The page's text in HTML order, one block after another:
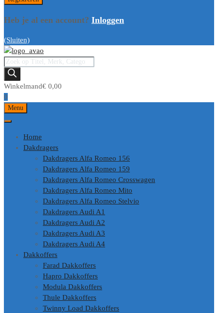
Heb je al een account? Inloggen
(Sluiten)
Winkelmand€ 0,00
0
Menu
Home
Dakdragers
Dakdragers Alfa Romeo 156
Dakdragers Alfa Romeo 159
Dakdragers Alfa Romeo Crosswagen
Dakdragers Alfa Romeo Mito
Dakdragers Alfa Romeo Stelvio
Dakdragers Audi A1
Dakdragers Audi A2
Dakdragers Audi A3
Dakdragers Audi A4
Dakkoffers
Farad Dakkoffers
Hapro Dakkoffers
Modula Dakkoffers
Thule Dakkoffers
Twinny Load Dakkoffers